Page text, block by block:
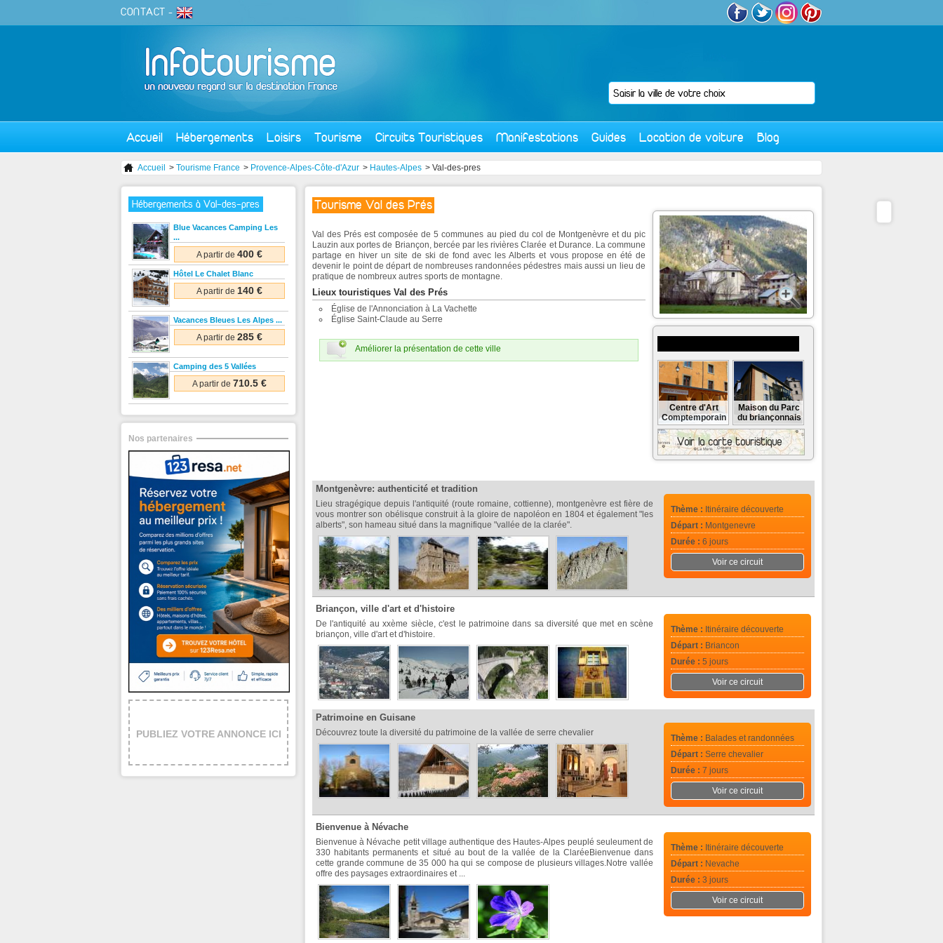
CONTACT -
Accueil Hébergements Loisirs Tourisme Circuits Touristiques Manifestations Guides Location de voiture Blog
Accueil > Tourisme France > Provence-Alpes-Côte-d'Azur > Hautes-Alpes > Val-des-pres
Tourisme Val des Prés
Val des Prés est composée de 5 communes au pied du col de Montgenèvre et du pic
Lauzin aux portes de Briançon, bercée par les rivières Clarée et Durance. La commune
partage en hiver un site de ski de fond avec les Alberts et vous propose en été de
devenir le point de départ de nombreuses randonnées pédestres mais aussi un lieu de
pratique de nombreux autres sports de montagne.
Lieux touristiques Val des Prés
Église de l'Annonciation à La Vachette
Église Saint-Claude au Serre
Améliorer la présentation de cette ville
Centre d'Art
Comptemporain
Maison du Parc
du briançonnais
Montgenèvre: authenticité et tradition
Thème : Itinéraire découverte
Départ : Montgenevre
Durée : 6 jours
Voir ce circuit
Lieu stragégique depuis l'antiquité (route romaine, cottienne), montgenèvre est fière de
vous montrer son obélisque construit à la gloire de napoléon en 1804 et également "les
alberts", son hameau situé dans la magnifique "vallée de la clarée".
Briançon, ville d'art et d'histoire
Thème : Itinéraire découverte
Départ : Briancon
Durée : 5 jours
Voir ce circuit
De l'antiquité au xxème siècle, c'est le patrimoine dans sa diversité que met en scène
briançon, ville d'art et d'histoire.
Patrimoine en Guisane
Thème : Balades et randonnées
Départ : Serre chevalier
Durée : 7 jours
Voir ce circuit
Découvrez toute la diversité du patrimoine de la vallée de serre chevalier
Bienvenue à Névache
Thème : Itinéraire découverte
Départ : Nevache
Durée : 3 jours
Voir ce circuit
Bienvenue à Névache petit village authentique des Hautes-Alpes peuplé seuleument de
330 habitants permanents et situé au bout de la vallée de la ClaréeBienvenue dans
cette grande commune de 35 000 ha qui se compose de plusieurs villages.Notre vallée
offre des paysages extraordinaires et ...
Hébergements à Val-des-pres
Blue Vacances Camping Les
...
A partir de 400 €
Hôtel Le Chalet Blanc
A partir de 140 €
Vacances Bleues Les Alpes ...
A partir de 285 €
Camping des 5 Vallées
A partir de 710.5 €
Nos partenaires
PUBLIEZ VOTRE ANNONCE ICI